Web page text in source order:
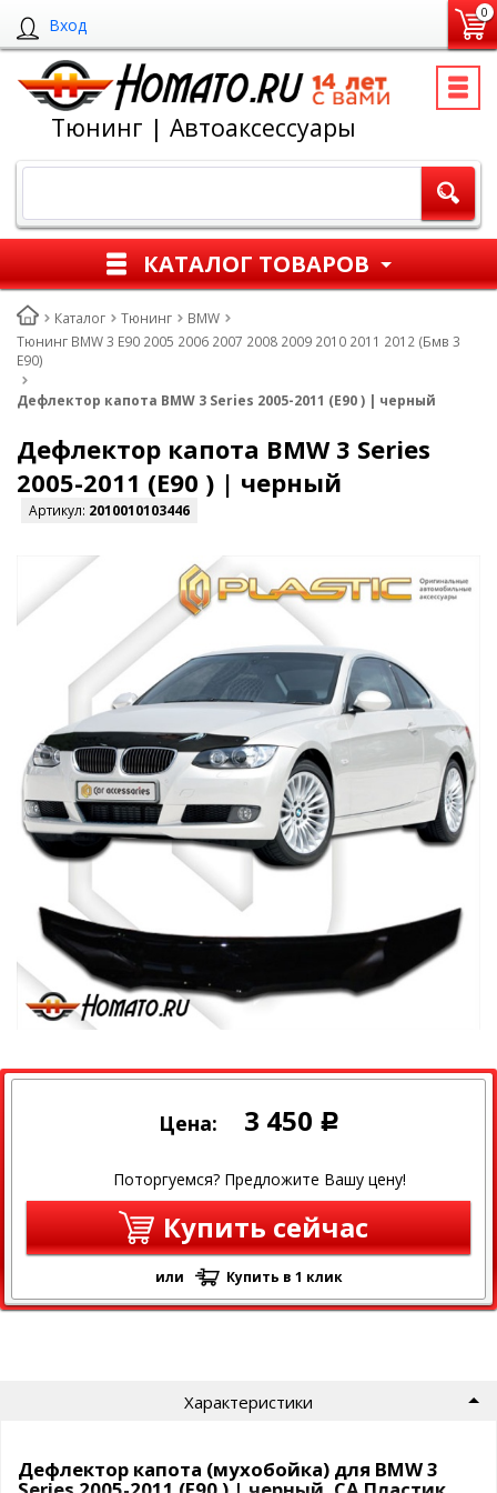
Вход
0
Тюнинг | Автоаксессуары
КАТАЛОГ ТОВАРОВ
Каталог Тюнинг
BMW
Тюнинг BMW 3 E90 2005 2006 2007 2008 2009 2010 2011 2012 (Бмв 3
Е90)
Дефлектор капота BMW 3 Series 2005-2011 (E90 ) | черный
Дефлектор капота BMW 3 Series
2005-2011 (E90 ) | черный
Артикул: 2010010103446
Цена: 3 450 Р
Поторгуемся? Предложите Вашу цену!
Купить сейчас
или Купить в 1 клик
Характеристики
Дефлектор капота (мухобойка) для BMW 3